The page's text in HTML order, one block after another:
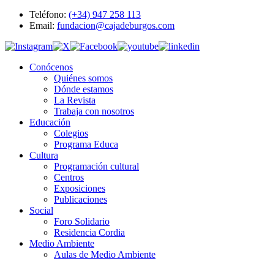
Teléfono: (+34) 947 258 113
Email: fundacion@cajadeburgos.com
Conócenos
Quiénes somos
Dónde estamos
La Revista
Trabaja con nosotros
Educación
Colegios
Programa Educa
Cultura
Programación cultural
Centros
Exposiciones
Publicaciones
Social
Foro Solidario
Residencia Cordia
Medio Ambiente
Aulas de Medio Ambiente